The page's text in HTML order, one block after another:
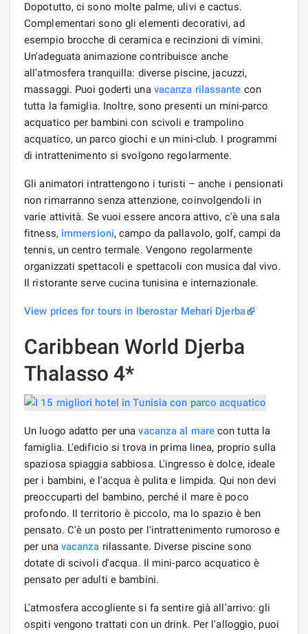
Dopotutto, ci sono molte palme, ulivi e cactus.
Complementari sono gli elementi decorativi, ad
esempio brocche di ceramica e recinzioni di vimini.
Un'adeguata animazione contribuisce anche
all'atmosfera tranquilla: diverse piscine, jacuzzi,
massaggi. Puoi goderti una vacanza rilassante con
tutta la famiglia. Inoltre, sono presenti un mini-parco
acquatico per bambini con scivoli e trampolino
acquatico, un parco giochi e un mini-club. I programmi
di intrattenimento si svolgono regolarmente.
Gli animatori intrattengono i turisti – anche i pensionati
non rimarranno senza attenzione, coinvolgendoli in
varie attività. Se vuoi essere ancora attivo, c'è una sala
fitness, immersioni, campo da pallavolo, golf, campi da
tennis, un centro termale. Vengono regolarmente
organizzati spettacoli e spettacoli con musica dal vivo.
Il ristorante serve cucina tunisina e internazionale.
View prices for tours in Iberostar Mehari Djerba
Caribbean World Djerba
Thalasso 4*
Un luogo adatto per unavacanza al marecon tutta la
famiglia. L'edificio si trova in prima linea, proprio sulla
spaziosa spiaggia sabbiosa. L'ingresso è dolce, ideale
per i bambini, e l'acqua è pulita e limpida. Qui non devi
preoccuparti del bambino, perché il mare è poco
profondo. Il territorio è piccolo, ma lo spazio è ben
pensato. C'è un posto per l'intrattenimento rumoroso e
per una vacanza rilassante. Diverse piscine sono
dotate di scivoli d'acqua. Il mini-parco acquatico è
pensato per adulti e bambini.
L'atmosfera accogliente si fa sentire già all'arrivo: gli
ospiti vengono trattati con un drink. Per l'alloggio, puoi